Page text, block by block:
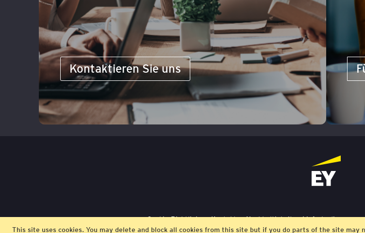
This site uses cookies. You may delete and block all cookies from this site but if you do parts of the site
Kontaktieren Sie uns
Cookie-Richtlinie Kontakt Nachhaltigkeit Lieferbedingungen